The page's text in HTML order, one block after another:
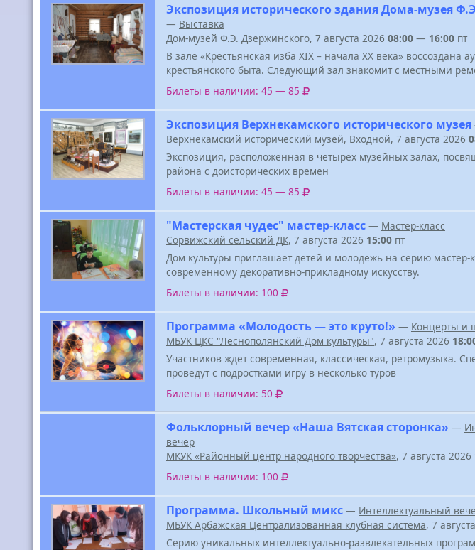
Экспозиция исторического здания Дома-музея
— Выставка
Дом-музей Ф.Э. Дзержинского, 7 августа 2026 08:00 — 16:00 пт
В зале «Крестьянская изба XIX – начала XX века» воссоздана
крестьянского быта. Следующий зал знакомит с местными
Билеты в наличии: 45 — 85
Экспозиция Верхнекамского исторического музея
Верхнекамский исторический музей, Входной, 7 августа 2026
Экспозиция, расположенная в четырех музейных залах,
района с доисторических времен
Билеты в наличии: 45 — 85
"Мастерская чудес" мастер-класс — Мастер-класс
Сорвижский сельский ДК, 7 августа 2026 15:00 пт
Дом культуры приглашает детей и молодежь на серию мастер-
современному декоративно-прикладному искусству.
Билеты в наличии: 100
Программа «Молодость — это круто!» — Концерты и
МБУК ЦКС "Леснополянский Дом культуры", 7 августа 2026
Участников ждет современная, классическая, ретромузыка.
проведут с подростками игру в несколько туров
Билеты в наличии: 50
Фольклорный вечер «Наша Вятская сторонка» —
вечер
МКУК «Районный центр народного творчества», 7 августа 2026
Билеты в наличии: 100
Программа. Школьный микс — Интеллектуальный
МБУК Арбажская Централизованная клубная система, 7
Серию уникальных интеллектуально-развлекательных